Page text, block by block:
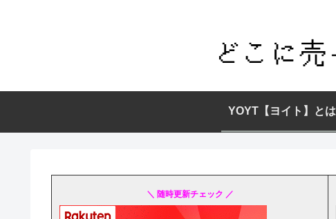
YOYT【ヨイト】とは
＼ 随時更新チェック ／